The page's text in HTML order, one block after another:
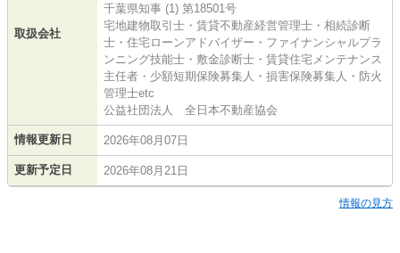
取扱会社
千葉県知事 (1) 第18501号
宅地建物取引士・賃貸不動産経営管理士・相続診断
士・住宅ローンアドバイザー・ファイナンシャルプラ
ンニング技能士・敷金診断士・賃貸住宅メンテナンス
主任者・少額短期保険募集人・損害保険募集人・防火
管理士etc
公益社団法人 全日本不動産協会
情報更新日 2026年08月07日
更新予定日 2026年08月21日
情報の見方